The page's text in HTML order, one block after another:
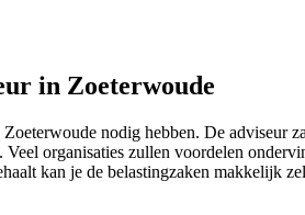
in Zoeterwoude
nodig hebben. De adviseur
organisaties zullen voordelen
kan je de belastingzaken makkelijk